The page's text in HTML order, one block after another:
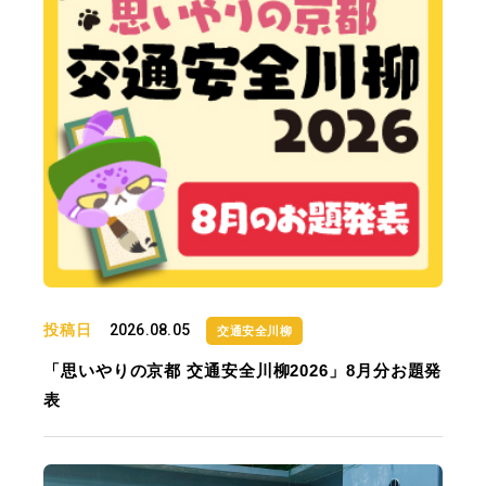
投稿日 2026.08.05 交通安全川柳
「思いやりの京都 交通安全川柳2026」8月分お題発
表